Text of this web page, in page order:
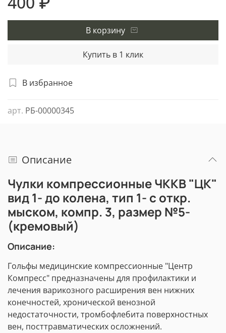
В избранное
арт. РБ-00000345
В корзину
Купить в 1 клик
Описание
Чулки компрессионные ЧККВ "ЦК"
вид 1- до колена, тип 1- с откр.
мыском, компр. 3, размер №5-
(кремовый)
Описание:
Гольфы медицинские компрессионные "Центр
Компресс" предназначены для профилактики и
лечения варикозного расширения вен нижних
конечностей, хронической венозной
недостаточности, тромбофлебита поверхностных
вен, посттравматических осложнений.